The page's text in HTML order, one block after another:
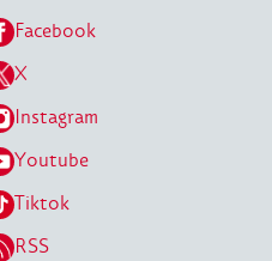
Facebook
X
Instagram
Youtube
Tiktok
RSS